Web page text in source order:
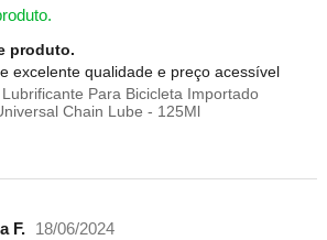
produto.
excelente qualidade e preço acessível
Lubrificante Para Bicicleta Importado
Chain Lube - 125Ml
F.
18/06/2024